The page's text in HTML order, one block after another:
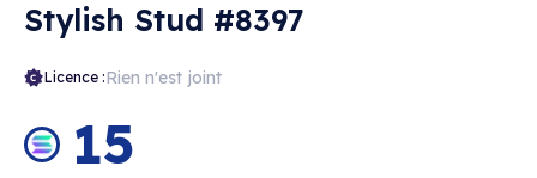
Stylish Stud #8397
Licence :Rien n'est joint
15